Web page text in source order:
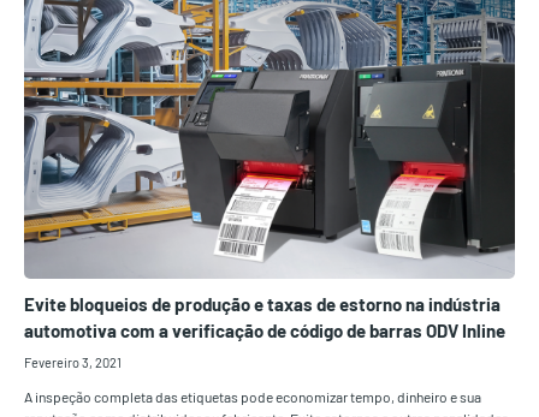
Evite bloqueios de produção e taxas de estorno na indústria
automotiva com a verificação de código de barras ODV Inline
Fevereiro 3, 2021
A inspeção completa das etiquetas pode economizar tempo, dinheiro e sua